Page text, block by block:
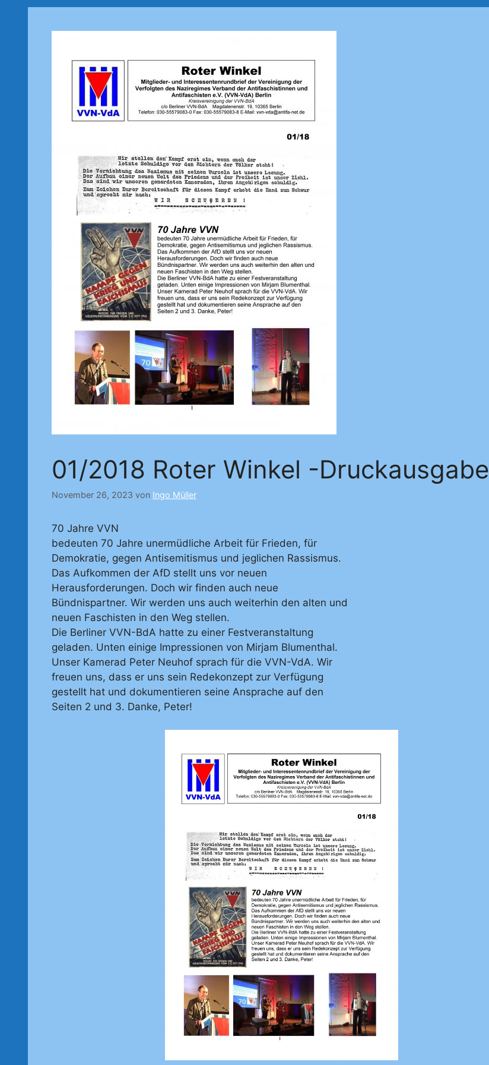
01/2018 Roter Winkel -Druckausgabe
November 26, 2023 von Ingo Müller
70 Jahre VVN
bedeuten 70 Jahre unermüdliche Arbeit für Frieden, für
Demokratie, gegen Antisemitismus und jeglichen Rassismus.
Das Aufkommen der AfD stellt uns vor neuen
Herausforderungen. Doch wir finden auch neue
Bündnispartner. Wir werden uns auch weiterhin den alten und
neuen Faschisten in den Weg stellen.
Die Berliner VVN-BdA hatte zu einer Festveranstaltung
geladen. Unten einige Impressionen von Mirjam Blumenthal.
Unser Kamerad Peter Neuhof sprach für die VVN-VdA. Wir
freuen uns, dass er uns sein Redekonzept zur Verfügung
gestellt hat und dokumentieren seine Ansprache auf den
Seiten 2 und 3. Danke, Peter!